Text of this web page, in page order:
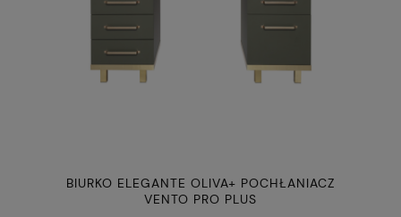
BIURKO ELEGANTE OLIVA+ POCHŁANIACZ
VENTO PRO PLUS